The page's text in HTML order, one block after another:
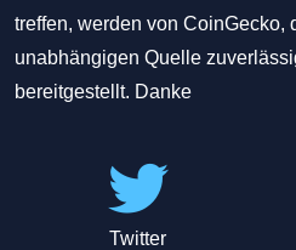
treffen, werden von CoinGecko,
unabhängigen Quelle
bereitgestellt. Danke
Twitter